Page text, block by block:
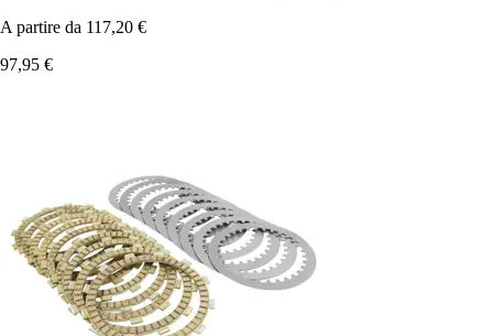
A partire da 117,20 €
97,95 €